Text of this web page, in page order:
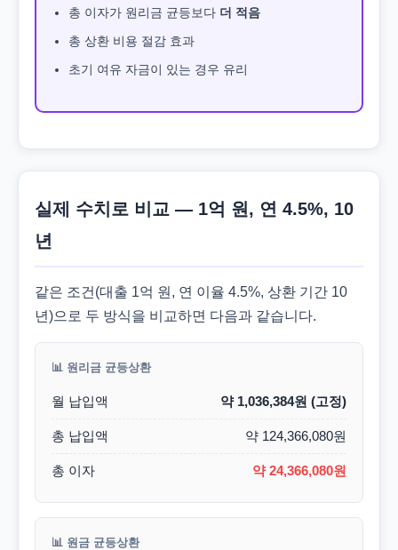
총 이자가 원리금 균등보다 더 적음
총 상환 비용 절감 효과
초기 여유 자금이 있는 경우 유리
실제 수치로 비교 — 1억 원, 연 4.5%, 10
년
같은 조건(대출 1억 원, 연 이율 4.5%, 상환 기간 10
년)으로 두 방식을 비교하면 다음과 같습니다.
📊 원리금 균등상환
월 납입액 약 1,036,384원 (고정)
총 납입액 약 124,366,080원
총 이자 약 24,366,080원
📊 원금 균등상환